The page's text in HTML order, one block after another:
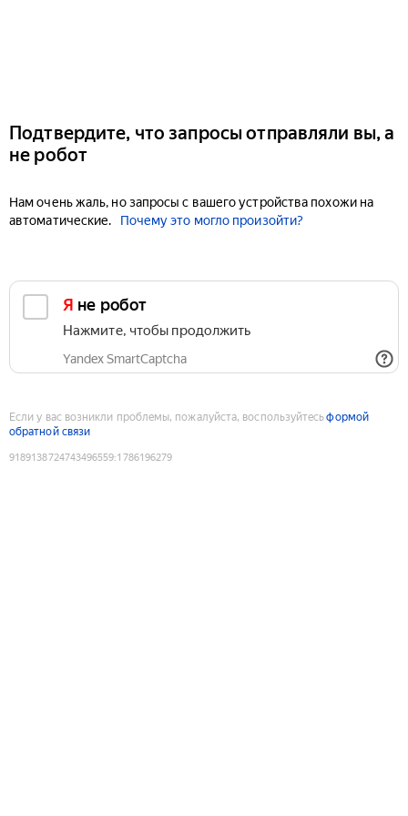
Подтвердите, что запросы отправляли вы, а
не робот
Нам очень жаль, но запросы с вашего устройства похожи на
автоматические.
Почему это могло произойти?
Я не робот
Нажмите, чтобы продолжить
Yandex SmartCaptcha
Если у вас возникли проблемы, пожалуйста, воспользуйтесьформой
обратной связи
9189138724743496559:1786196279